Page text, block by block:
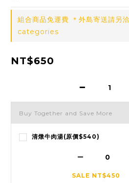
組合商品免運費 ＊外島寄送請
categories
NT$650
Buy Together and Save More
清燉牛肉湯(原價$540)
SALE NT$450